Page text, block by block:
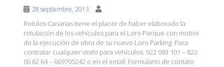
28 septiembre, 2013
Rotulos Canarias tiene el placer de haber elaborado la
rotulación de los vehículos para el Loro Parque con motivo
de la ejecución de obra de su nuevo Loro Parking. Para
contratar cualquier vinilo para vehículos: 922 983 101 – 822
06 62 64 – 669705242 o en el email: Formulario de contato